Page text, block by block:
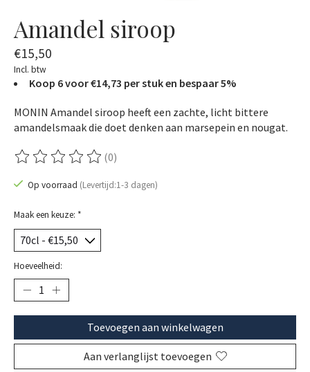
Amandel siroop
€15,50
Incl. btw
Koop 6 voor €14,73 per stuk en bespaar 5%
MONIN Amandel siroop heeft een zachte, licht bittere
amandelsmaak die doet denken aan marsepein en nougat.
De beoordeling van dit product is
(0)
Op voorraad (Levertijd:1-3 dagen)
Maak een keuze: *
Hoeveelheid:
Toevoegen aan winkelwagen
Aan verlanglijst toevoegen